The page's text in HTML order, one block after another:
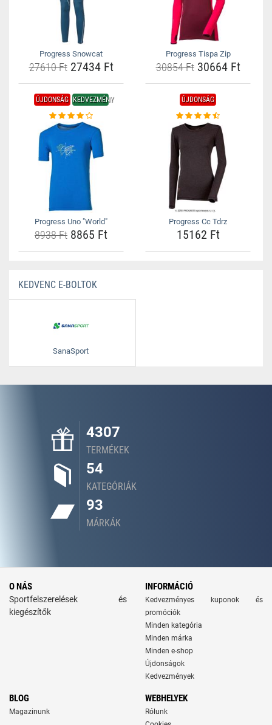
Progress Snowcat
27610 Ft27434 Ft
Progress Tispa Zip
30854 Ft30664 Ft
ÚJDONSÁG KEDVEZMÉNY
Progress Uno "World"
8938 Ft 8865 Ft
ÚJDONSÁG
Progress Cc Tdrz
15162 Ft
KEDVENC E-BOLTOK
SanaSport
4307
TERMÉKEK
54
KATEGÓRIÁK
93
MÁRKÁK
O NÁS
Sportfelszerelések és
kiegészítők
INFORMÁCIÓ
Kedvezményes kuponok és
promóciók
Minden kategória
Minden márka
Minden e-shop
Újdonságok
Kedvezmények
BLOG
Magazinunk
WEBHELYEK
Rólunk